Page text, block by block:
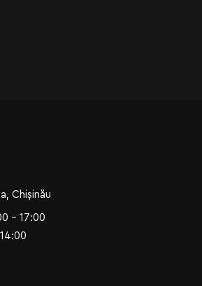
Chișinău
- 17:00